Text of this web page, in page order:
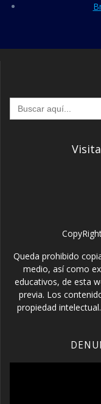
Buscar:
Queda prohibido
medio, así como
educativos, de esta
previa. Los
propiedad